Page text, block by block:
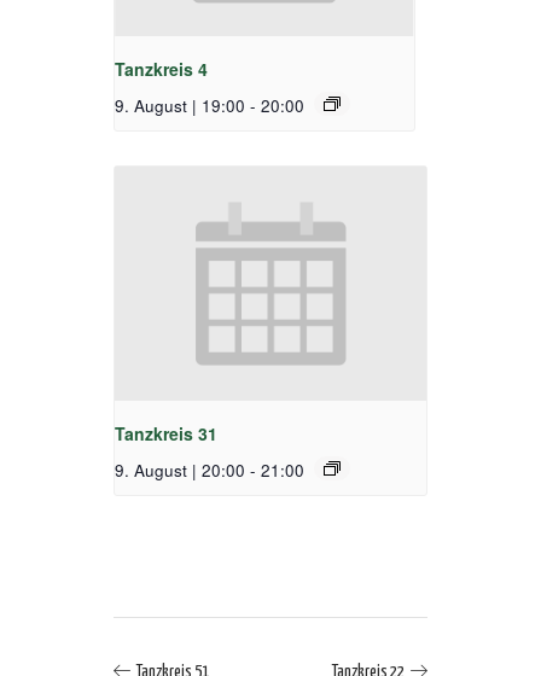
Tanzkreis 4
9. August | 19:00 - 20:00
Tanzkreis 31
9. August | 20:00 - 21:00
Tanzkreis 51 Tanzkreis 22